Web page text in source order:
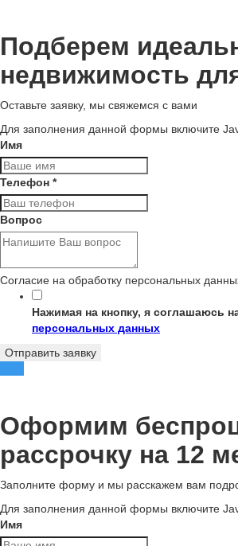
Подберем
недвижимость
Оставьте заявку, мы свяжемся с вами
Для заполнения данной формы включите
Имя
Телефон *
Вопрос
Согласие на обработку персональных
Нажимая на кнопку, я соглашаюсь
персональных данных
Отправить заявку
Оформим
рассрочку на 12
Заполните форму и мы расскажем вам
Для заполнения данной формы включите
Имя